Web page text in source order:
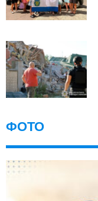
ФОТО